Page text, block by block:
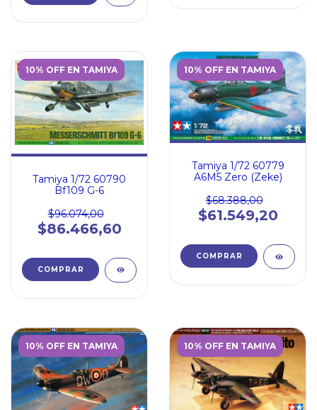
10% OFF EN TAMIYA
Tamiya 1/72 60790
Bf109 G-6
$96.074,00
$86.466,60
10% OFF EN TAMIYA
Tamiya 1/72 60779
A6M5 Zero (Zeke)
$68.388,00
$61.549,20
10% OFF EN TAMIYA 10% OFF EN TAMIYA